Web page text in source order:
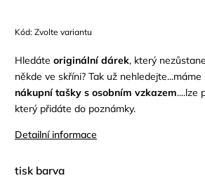
Kód: Zvolte variantu
Hledáte originální dárek, který
někde ve skříni? Tak už
nákupní tašky s osobním vzkazem....lze
který přidáte do poznámky.
Detailní informace
tisk barva